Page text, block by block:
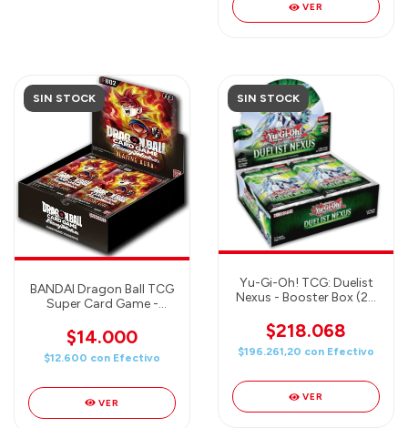
VER
SIN STOCK
BANDAI Dragon Ball TCG
Super Card Game -
Aura Booster Pack
(FB02) English
$14.000
$12.600 con Efectivo
VER
SIN STOCK
Yu-Gi-Oh! TCG: Duelist
Nexus - Booster Box (24
$218.068
$196.261,20 con Efectivo
VER